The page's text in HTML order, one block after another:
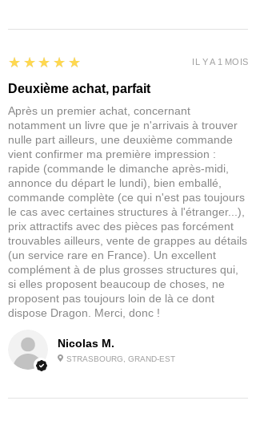
1x ensemble de bougies marron
1x ensemble de potions marron
1x bureau marron
1x chaise confortable marron
1x miroir marron
1x Planisphère Brun
1x chouette brune sur perchoir
1x Bassin de voyance marron
NB : les décor sont fournis non peints
et un assemblage pourra être
nécessaire.
Nicolas M.
STRASBOURG, GRAND-EST
5
★★★★★
Deuxième achat, parfait
Après un premier achat, concernant
notamment un livre que je n'arrivais à trouver
nulle part ailleurs, une deuxième commande
vient confirmer ma première impression :
rapide (commande le dimanche après-midi,
annonce du départ le lundi), bien emballé,
commande complète (ce qui n'est pas toujours
le cas avec certaines structures à l'étranger...),
prix attractifs avec des pièces pas forcément
trouvables ailleurs, vente de grappes au détails
(un service rare en France). Un excellent
complément à de plus grosses structures qui,
si elles proposent beaucoup de choses, ne
proposent pas toujours loin de là ce dont
dispose Dragon. Merci, donc !
IL Y A 1 MOIS